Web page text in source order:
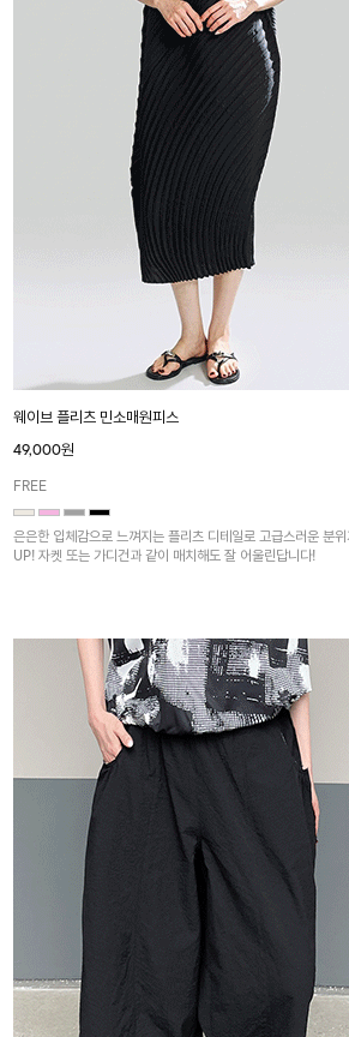
웨이브 플리츠 민소매원피스
49,000원
FREE
은은한 입체감으로 느껴지는 플리츠 디테일로 고급스러운 분위
UP! 자켓 또는 가디건과 같이 매치해도 잘 어울린답니다!